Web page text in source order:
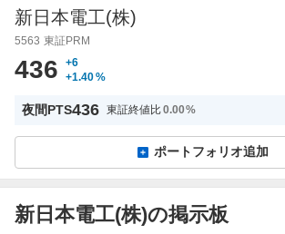
新日本電工(株)
5563 東証PRM
436
+6
+1.40%
夜間PTS436 東証終値比0.00%
ポートフォリオ追加
新日本電工(株)の掲示板